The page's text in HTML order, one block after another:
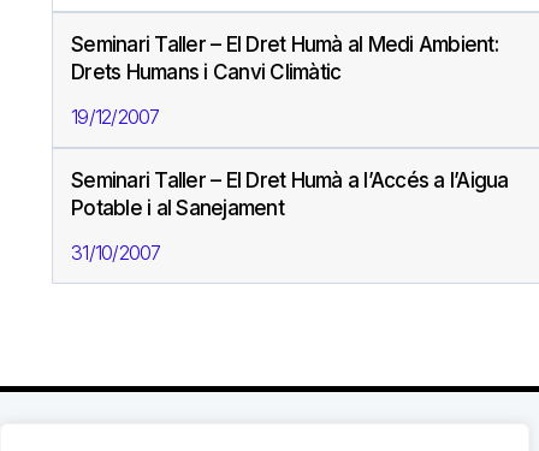
Seminari Taller – El Dret Humà al Medi Ambient:
Drets Humans i Canvi Climàtic
19/12/2007
Seminari Taller – El Dret Humà a l’Accés a l’Aigua
Potable i al Sanejament
31/10/2007